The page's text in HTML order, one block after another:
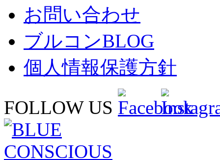
お問い合わせ
ブルコンBLOG
個人情報保護方針
FOLLOW US